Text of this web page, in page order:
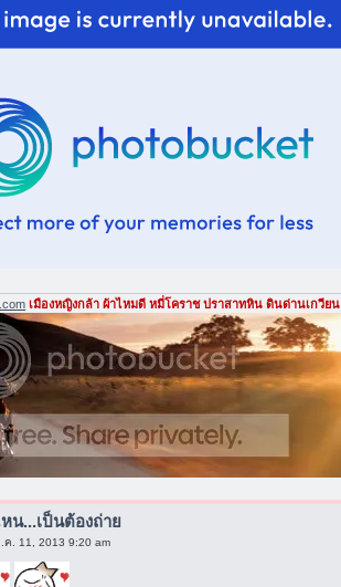
เมืองหญิงกล้า ผ้าไหมดี หมี่โคราช ปราสาทหิน ดินด่านเกวียน
น...เป็นต้องถ่าย
ค. 11, 2013 9:20 am